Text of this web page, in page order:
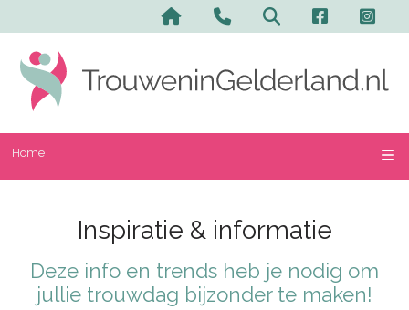
Home
Inspiratie & informatie
Deze info en trends heb je nodig om
jullie trouwdag bijzonder te maken!